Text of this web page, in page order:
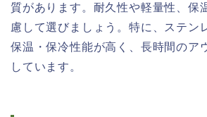
質があります。耐久性や軽量性、保
慮して選びましょう。特に、ステン
保温・保冷性能が高く、長時間のア
しています。